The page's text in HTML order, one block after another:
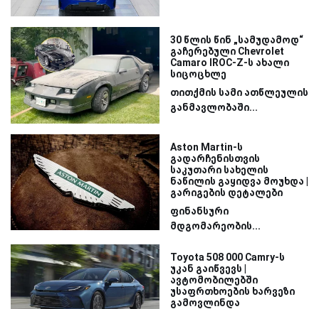
30 წლის წინ „სამუდამოდ“
გაჩერებული Chevrolet
Camaro IROC-Z-ს ახალი
სიცოცხლე
თითქმის სამი ათწლეულის
განმავლობაში...
Aston Martin-ს
გადარჩენისთვის
საკუთარი სახელის
ნაწილის გაყიდვა მოუხდა |
გარიგების დეტალები
ფინანსური
მდგომარეობის...
Toyota 508 000 Camry-ს
უკან გაიწვევს |
ავტომობილებში
უსაფრთხოების ხარვეზი
გამოვლინდა